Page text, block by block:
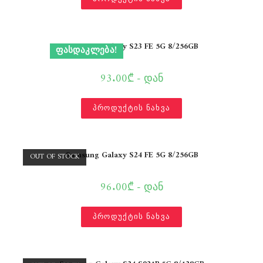
ᲤᲐᲡᲓᲐᲙᲚᲔᲑᲐ!
Samsung Galaxy S23 FE 5G 8/256GB
93.00₾ - დან
პროდუქტის ნახვა
OUT OF STOCKSamsung Galaxy S24 FE 5G 8/256GB
96.00₾ - დან
პროდუქტის ნახვა